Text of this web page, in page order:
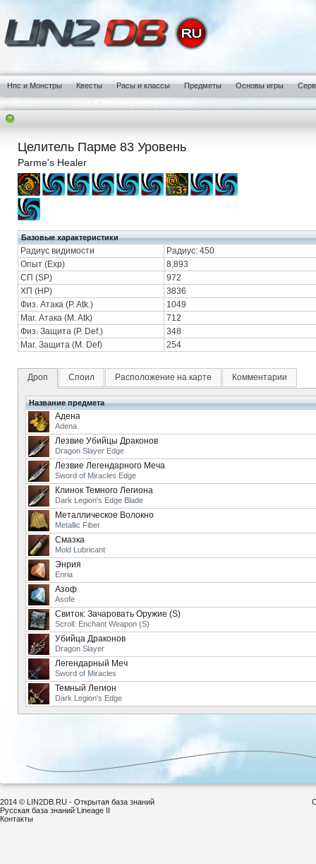
Нпс и Монстры Квесты Расы и классы Предметы Основы игры
Целитель Парме 83 Уровень
Parme's Healer
Базовые характеристики
Радиус видимости
Радиус: 450
Опыт (Exp)
8,893
СП (SP)
972
ХП (HP)
3836
Физ. Атака (P. Atk.)
1049
Маг. Атака (M. Atk)
712
Физ. Защита (P. Def.)
348
Маг. Защита (M. Def)
254
Дроп Споил Расположение на карте Комментарии
Название предмета
Адена
Adena
Лезвие Убийцы Драконов
Dragon Slayer Edge
Лезвие Легендарного Меча
Sword of Miracles Edge
Клинок Темного Легиона
Dark Legion's Edge Blade
Металлическое Волокно
Metallic Fiber
Смазка
Mold Lubricant
Энрия
Enria
Азоф
Asofe
Свиток: Зачаровать Оружие (S)
Scroll: Enchant Weapon (S)
Убийца Драконов
Dragon Slayer
Легендарный Меч
Sword of Miracles
Темный Легион
Dark Legion's Edge
2014 © LIN2DB.RU - Открытая база знаний
Русская база знаний Lineage II
Контакты